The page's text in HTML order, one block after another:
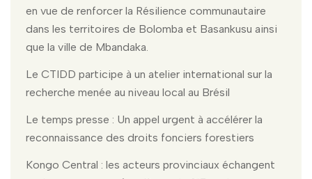
en vue de renforcer la Résilience communautaire
dans les territoires de Bolomba et Basankusu ainsi
que la ville de Mbandaka.
Le CTIDD participe à un atelier international sur la
recherche menée au niveau local au Brésil
Le temps presse : Un appel urgent à accélérer la
reconnaissance des droits fonciers forestiers
Kongo Central : les acteurs provinciaux échangent